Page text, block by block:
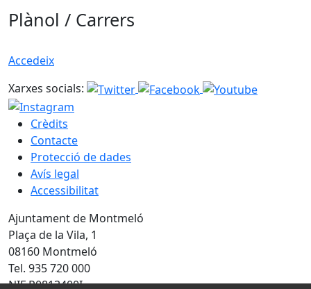
Plànol / Carrers
Accedeix
Xarxes socials:
Crèdits
Contacte
Protecció de dades
Avís legal
Accessibilitat
Ajuntament de Montmeló
Plaça de la Vila, 1
08160 Montmeló
Tel. 935 720 000
NIF P0813400I